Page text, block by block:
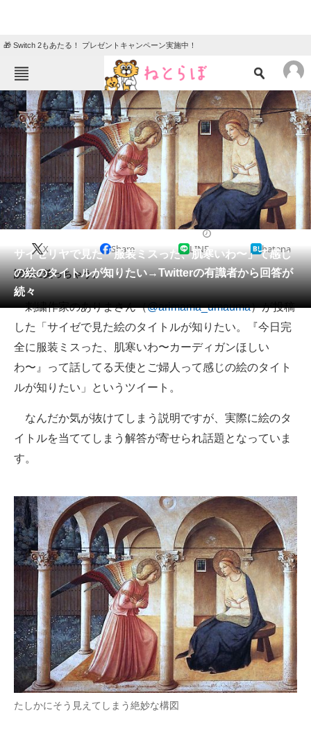
🎁 Switch 2もあたる！ プレゼントキャンペーン実施中！
ねとらぼメニュー
TOP ニュース
エンタメ クイズ
グルメ 地域
住まい 教育・育児
動物 リサーチ
会員記事
メディア
注目記事を集めた総合ページ
ITの今と未来を見通す
スマホと通信の最新トレンド
企業ITのトレンドを詳説
経営リーダーのコミュニティ
マーケ×ITの今がよく分かる
ITエンジニア向け専門サイト
企業向けIT製品の総合サイト
IT製品の技術・比較・事例
製造業のIT導入・活用を支援
サイゼリヤで見た「服装ミスった、肌寒いわ〜」て感じ
の絵のタイトルが知りたい→Twitterの有識者から回答が
続々
X Share LINE hatena
説明に笑っちゃう。
刺繍作家のありまさん（@arimama_umauma）が投稿
した「サイゼで見た絵のタイトルが知りたい。『今日完
全に服装ミスった、肌寒いわ〜カーディガンほしい
わ〜』って話してる天使とご婦人って感じの絵のタイト
ルが知りたい」というツイート。
なんだか気が抜けてしまう説明ですが、実際に絵のタ
イトルを当ててしまう解答が寄せられ話題となっていま
す。
たしかにそう見えてしまう絶妙な構図